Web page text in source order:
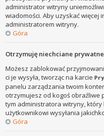
administrator witryny
wiadomości. Aby uzyskać więcej
administratorem witryny.
Góra
Otrzymuję niechciane
Możesz zablokować
ci je wysyła, tworząc na karcie
panelu zarządzania twoim
otrzymujesz od kogoś obraźliwe
tym administratora witryny, który
użytkownikowi wysyłania
Góra